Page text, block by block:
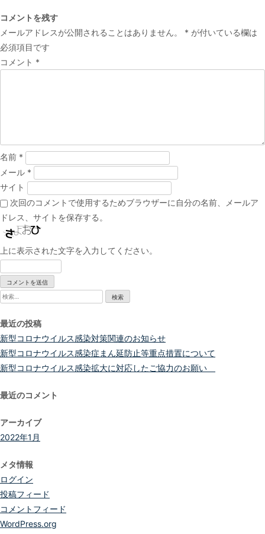
ナ
ビ
ゲ
ー
コメントを残す
メールアドレスが公開されることはありません。
* が付いている欄は
必須項目です
コメント *
名前 *
メール *
サイト
次回のコメントで使用するためブラウザーに自分の名前、メールア
ドレス、サイトを保存する。
上に表示された文字を入力してください。
検
最近の投稿
新型コロナウイルス感染対策関連のお知らせ
新型コロナウイルス感染症まん延防止等重点措置について
新型コロナウイルス感染拡大に対応したご協力のお願い
最近のコメント
アーカイブ
2022年1月
メタ情報
ログイン
投稿フィード
コメントフィード
WordPress.org